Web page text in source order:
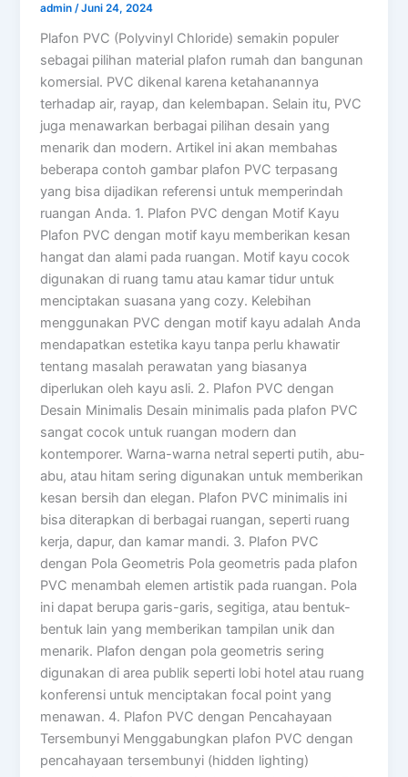
admin/Juni 24, 2024
Plafon PVC (Polyvinyl Chloride) semakin populer
sebagai pilihan material plafon rumah dan bangunan
komersial. PVC dikenal karena ketahanannya
terhadap air, rayap, dan kelembapan. Selain itu, PVC
juga menawarkan berbagai pilihan desain yang
menarik dan modern. Artikel ini akan membahas
beberapa contoh gambar plafon PVC terpasang
yang bisa dijadikan referensi untuk memperindah
ruangan Anda. 1. Plafon PVC dengan Motif Kayu
Plafon PVC dengan motif kayu memberikan kesan
hangat dan alami pada ruangan. Motif kayu cocok
digunakan di ruang tamu atau kamar tidur untuk
menciptakan suasana yang cozy. Kelebihan
menggunakan PVC dengan motif kayu adalah Anda
mendapatkan estetika kayu tanpa perlu khawatir
tentang masalah perawatan yang biasanya
diperlukan oleh kayu asli. 2. Plafon PVC dengan
Desain Minimalis Desain minimalis pada plafon PVC
sangat cocok untuk ruangan modern dan
kontemporer. Warna-warna netral seperti putih, abu-
abu, atau hitam sering digunakan untuk memberikan
kesan bersih dan elegan. Plafon PVC minimalis ini
bisa diterapkan di berbagai ruangan, seperti ruang
kerja, dapur, dan kamar mandi. 3. Plafon PVC
dengan Pola Geometris Pola geometris pada plafon
PVC menambah elemen artistik pada ruangan. Pola
ini dapat berupa garis-garis, segitiga, atau bentuk-
bentuk lain yang memberikan tampilan unik dan
menarik. Plafon dengan pola geometris sering
digunakan di area publik seperti lobi hotel atau ruang
konferensi untuk menciptakan focal point yang
menawan. 4. Plafon PVC dengan Pencahayaan
Tersembunyi Menggabungkan plafon PVC dengan
pencahayaan tersembunyi (hidden lighting)